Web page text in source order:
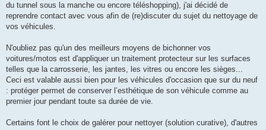
du tunnel sous la manche ou encore téléshopping), j'ai décidé de
reprendre contact avec vous afin de (re)discuter du sujet du nettoyage de
vos véhicules.
N'oubliez pas qu'un des meilleurs moyens de bichonner vos
voitures/motos est d'appliquer un traitement protecteur sur les surfaces
telles que la carrosserie, les jantes, les vitres ou encore les sièges...
Ceci est valable aussi bien pour les véhicules d'occasion que sur du neuf
: protéger permet de conserver l’esthétique de son véhicule comme au
premier jour pendant toute sa durée de vie.
Certains font le choix de galérer pour nettoyer (solution curative), d'autres